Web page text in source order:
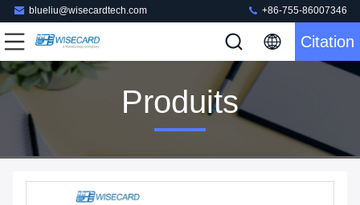
blueliu@wisecardtech.com +86-755-86007346
Citation
Produits